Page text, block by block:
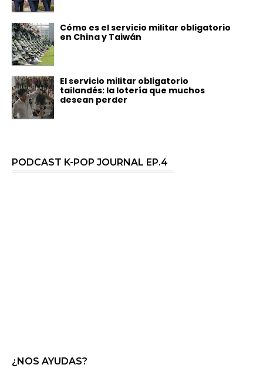
Cómo es el servicio militar obligatorio
en China y Taiwán
El servicio militar obligatorio
tailandés: la lotería que muchos
desean perder
PODCAST K-POP JOURNAL EP.4
¿NOS AYUDAS?